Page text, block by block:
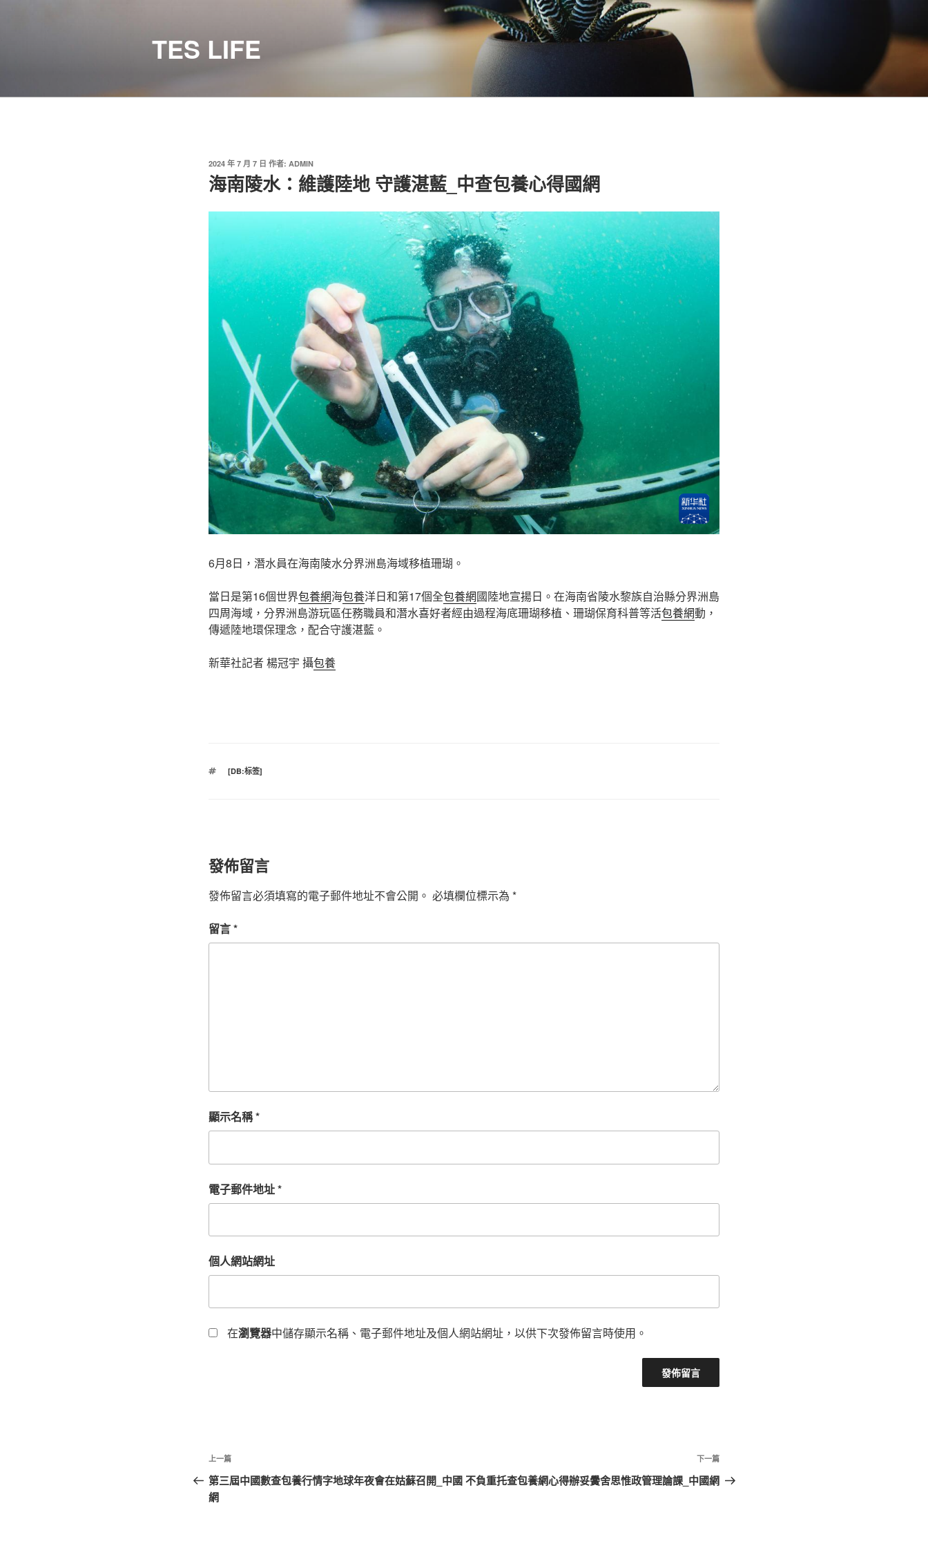
TES LIFE
發
佈
於
2024 年 7 月 7 日 作者: ADMIN
海南陵水：維護陸地 守護湛藍_中查包養心得國網
6月8日，潛水員在海南陵水分界洲島海域移植珊瑚。
當日是第16個世界包養網海包養洋日和第17個全包養網國陸地宣揚日。在海南省陵水黎族自治縣分界洲島
四周海域，分界洲島游玩區任務職員和潛水喜好者經由過程海底珊瑚移植、珊瑚保育科普等活包養網動，
傳遞陸地環保理念，配合守護湛藍。
新華社記者 楊冠宇 攝包養
標
[DB:标签]
發佈留言
發佈留言必須填寫的電子郵件地址不會公開。 必填欄位標示為 *
留言*
顯示名稱*
電子郵件地址*
個人網站網址
在瀏覽器中儲存顯示名稱、電子郵件地址及個人網站網址，以供下次發佈留言時使用。
文
章
導
上
一
篇
上一篇
第三屆中國數查包養行情字地球年夜會在姑蘇召開_中國
網
下
一
下一篇
不負重托查包養網心得辦妥黌舍思惟政管理論課_中國網